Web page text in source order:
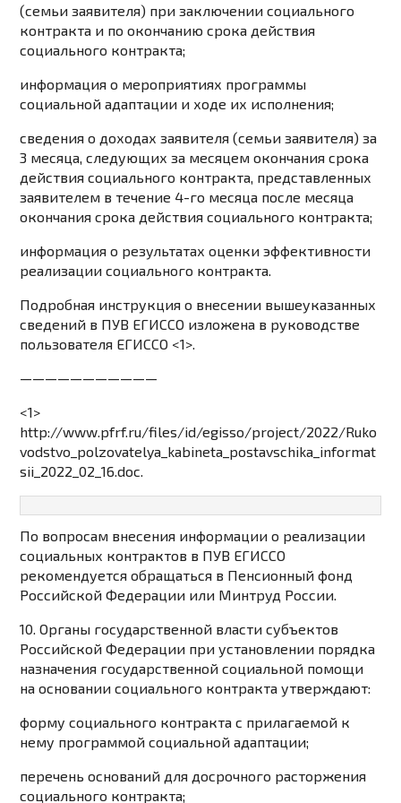
(семьи заявителя) при заключении социального
контракта и по окончанию срока действия
социального контракта;
информация о мероприятиях программы
социальной адаптации и ходе их исполнения;
сведения о доходах заявителя (семьи заявителя) за
3 месяца, следующих за месяцем окончания срока
действия социального контракта, представленных
заявителем в течение 4-го месяца после месяца
окончания срока действия социального контракта;
информация о результатах оценки эффективности
реализации социального контракта.
Подробная инструкция о внесении вышеуказанных
сведений в ПУВ ЕГИССО изложена в руководстве
пользователя ЕГИССО <1>.
———————————
<1>
http://www.pfrf.ru/files/id/egisso/project/2022/Ruko
vodstvo_polzovatelya_kabineta_postavschika_informat
sii_2022_02_16.doc.
По вопросам внесения информации о реализации
социальных контрактов в ПУВ ЕГИССО
рекомендуется обращаться в Пенсионный фонд
Российской Федерации или Минтруд России.
10. Органы государственной власти субъектов
Российской Федерации при установлении порядка
назначения государственной социальной помощи
на основании социального контракта утверждают:
форму социального контракта с прилагаемой к
нему программой социальной адаптации;
перечень оснований для досрочного расторжения
социального контракта;